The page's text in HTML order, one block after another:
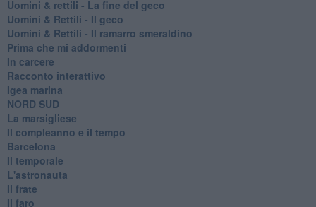
​Uomini & rettili - La fine del geco
Uomini & Rettili - Il geco
Uomini & Rettili - Il ramarro smeraldino
Prima che mi addormenti
In carcere
Racconto interattivo
Igea marina
​NORD SUD
La marsigliese
Il compleanno e il tempo
Barcelona
Il temporale
L'astronauta
Il frate
Il faro